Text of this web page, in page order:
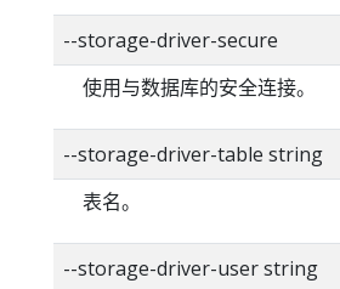
--storage-driver-secure
使用与数据库的安全连接。
--storage-driver-table string
表名。
--storage-driver-user string